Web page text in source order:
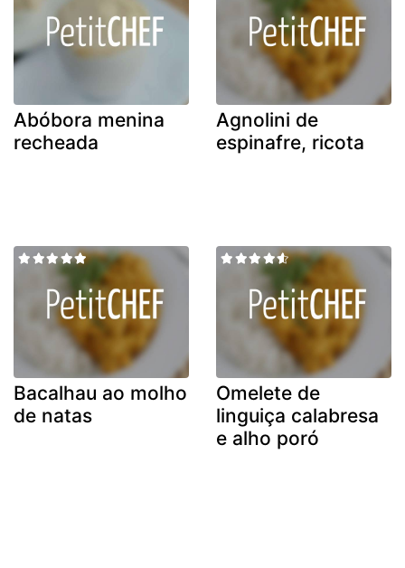
Abóbora menina
recheada
Agnolini de
espinafre, ricota
Bacalhau ao molho
de natas
Omelete de
linguiça calabresa
e alho poró